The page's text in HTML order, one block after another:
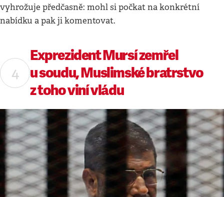
vyhrožuje předčasně: mohl si počkat na konkrétní
nabídku a pak ji komentovat.
Exprezident Mursí zemřel
u soudu, Muslimské bratrstvo
z toho viní vládu